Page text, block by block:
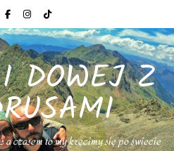
DOWEJ Z
a czasem to my kręcimy się po świecie